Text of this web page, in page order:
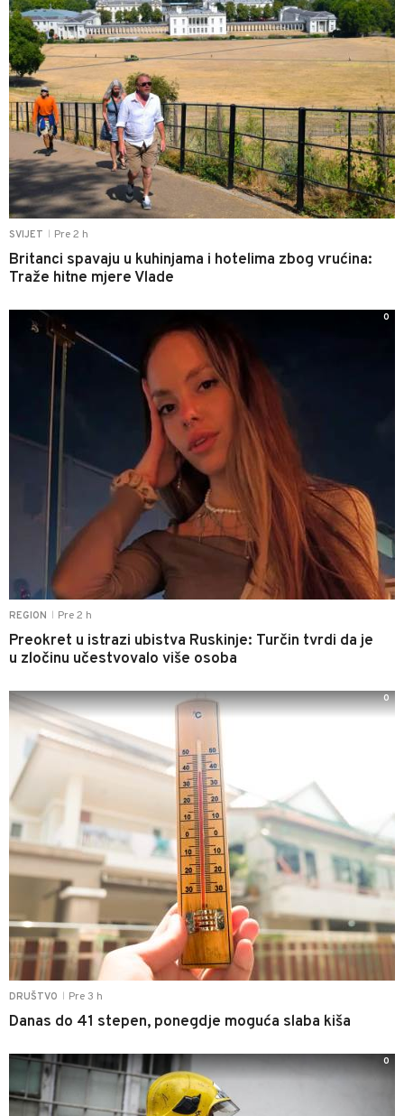
SVIJET Pre 2 h
Britanci spavaju u kuhinjama i hotelima zbog vrućina:
Traže hitne mjere Vlade
REGION Pre 2 h
Preokret u istrazi ubistva Ruskinje: Turčin tvrdi da je
u zločinu učestvovalo više osoba
0
DRUŠTVO Pre 3 h
Danas do 41 stepen, ponegdje moguća slaba kiša
0
0